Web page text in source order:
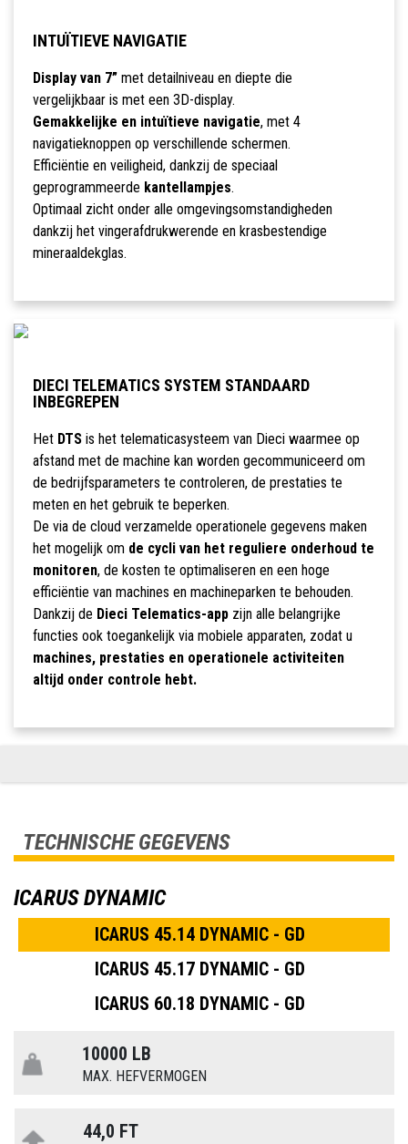
INTUÏTIEVE NAVIGATIE
Display van 7” met detailniveau en diepte die
vergelijkbaar is met een 3D-display.
Gemakkelijke en intuïtieve navigatie, met 4
navigatieknoppen op verschillende schermen.
Efficiëntie en veiligheid, dankzij de speciaal
geprogrammeerde kantellampjes.
Optimaal zicht onder alle omgevingsomstandigheden
dankzij het vingerafdrukwerende en krasbestendige
mineraaldekglas.
DIECI TELEMATICS SYSTEM STANDAARD
INBEGREPEN
Het DTSis het telematicasysteem van Dieci waarmee op
afstand met de machine kan worden gecommuniceerd om
de bedrijfsparameters te controleren, de prestaties te
meten en het gebruik te beperken.
De via de cloud verzamelde operationele gegevens maken
het mogelijk om de cycli van het reguliere onderhoud te
monitoren, de kosten te optimaliseren en een hoge
efficiëntie van machines en machineparken te behouden.
Dankzij de Dieci Telematics-appzijn alle belangrijke
functies ook toegankelijk via mobiele apparaten, zodat u
machines, prestaties en operationele activiteiten
altijd onder controle hebt.
TECHNISCHE GEGEVENS
ICARUS DYNAMIC
ICARUS 45.14 DYNAMIC - GD
ICARUS 45.17 DYNAMIC - GD
ICARUS 60.18 DYNAMIC - GD
10000 LB
MAX. HEFVERMOGEN
44,0 FT